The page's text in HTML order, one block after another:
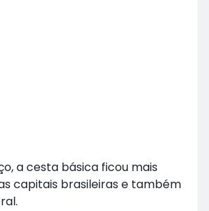
a cesta básica ficou mais
capitais brasileiras e também